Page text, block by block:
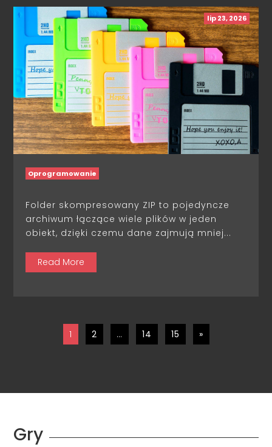
lip 23, 2026
Oprogramowanie
Folder skompresowany ZIP to pojedyncze
archiwum łączące wiele plików w jeden
obiekt, dzięki czemu dane zajmują mniej...
Read More
1 2 … 14 15 »
Gry